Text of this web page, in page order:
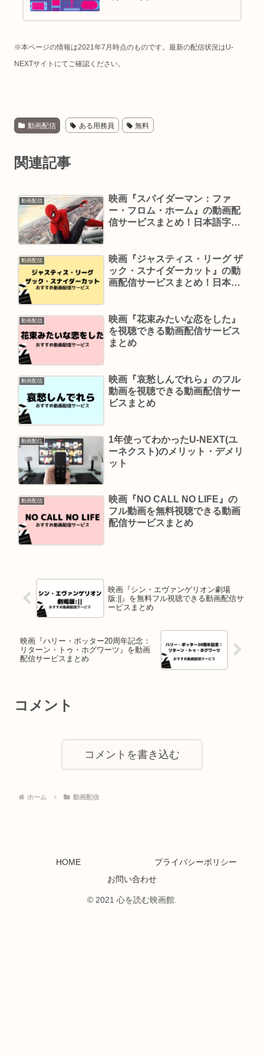
※本ページの情報は2021年7月時点のものです。最新の配信状況はU-
NEXTサイトにてご確認ください。
動画配信 ある用務員 無料
関連記事
動画配信
映画『スパイダーマン：ファ
ー・フロム・ホーム』の動画配
信サービスまとめ！日本語字
動画配信
映画『ジャスティス・リーグ ザ
ック・スナイダーカット』の動
画配信サービスまとめ！日本語
動画配信
映画『花束みたいな恋をした』
を視聴できる動画配信サービス
まとめ
動画配信
映画『哀愁しんでれら』のフル
動画を視聴できる動画配信サー
ビスまとめ
動画配信
1年使ってわかったU-NEXT(ユ
ーネクスト)のメリット・デメリ
ット
動画配信
映画『NO CALL NO LIFE』の
フル動画を無料視聴できる動画
配信サービスまとめ
映画『シン・エヴァンゲリオン劇場
版:||』を無料フル視聴できる動画配信サ
ービスまとめ
映画『ハリー・ポッター20周年記念：
リターン・トゥ・ホグワーツ』を動画
配信サービスまとめ
コメント
コメントを書き込む
ホーム 動画配信
HOME
プライバシーポリシー
お問い合わせ
© 2021 心を読む映画館.